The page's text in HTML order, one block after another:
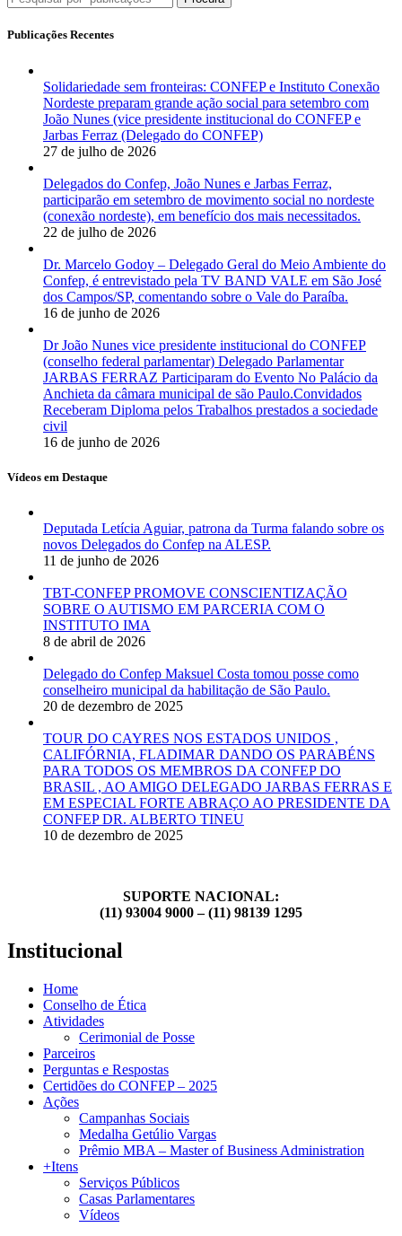
Publicações Recentes
Solidariedade sem fronteiras: CONFEP e Instituto Conexão
Nordeste preparam grande ação social para setembro com
João Nunes (vice presidente institucional do CONFEP e
Jarbas Ferraz (Delegado do CONFEP)
27 de julho de 2026
Delegados do Confep, João Nunes e Jarbas Ferraz,
participarão em setembro de movimento social no nordeste
(conexão nordeste), em benefício dos mais necessitados.
22 de julho de 2026
Dr. Marcelo Godoy – Delegado Geral do Meio Ambiente do
Confep, é entrevistado pela TV BAND VALE em São José
dos Campos/SP, comentando sobre o Vale do Paraíba.
16 de junho de 2026
Dr João Nunes vice presidente institucional do CONFEP
(conselho federal parlamentar) Delegado Parlamentar
JARBAS FERRAZ Participaram do Evento No Palácio da
Anchieta da câmara municipal de são Paulo.Convidados
Receberam Diploma pelos Trabalhos prestados a sociedade
civil
16 de junho de 2026
Vídeos em Destaque
Deputada Letícia Aguiar, patrona da Turma falando sobre os
novos Delegados do Confep na ALESP.
11 de junho de 2026
TBT-CONFEP PROMOVE CONSCIENTIZAÇÃO
SOBRE O AUTISMO EM PARCERIA COM O
INSTITUTO IMA
8 de abril de 2026
Delegado do Confep Maksuel Costa tomou posse como
conselheiro municipal da habilitação de São Paulo.
20 de dezembro de 2025
TOUR DO CAYRES NOS ESTADOS UNIDOS ,
CALIFÓRNIA, FLADIMAR DANDO OS PARABÉNS
PARA TODOS OS MEMBROS DA CONFEP DO
BRASIL , AO AMIGO DELEGADO JARBAS FERRAS E
EM ESPECIAL FORTE ABRAÇO AO PRESIDENTE DA
CONFEP DR. ALBERTO TINEU
10 de dezembro de 2025
SUPORTE NACIONAL:
(11) 93004 9000 – (11) 98139 1295
Institucional
Home
Conselho de Ética
Atividades
Cerimonial de Posse
Parceiros
Perguntas e Respostas
Certidões do CONFEP – 2025
Ações
Campanhas Sociais
Medalha Getúlio Vargas
Prêmio MBA – Master of Business Administration
+Itens
Serviços Públicos
Casas Parlamentares
Vídeos